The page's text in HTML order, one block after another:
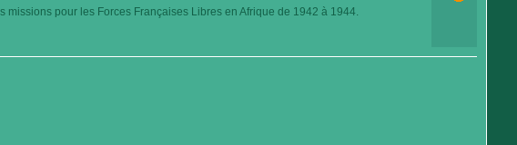
pour les Forces Françaises Libres en Afrique de 1942 à 1944.